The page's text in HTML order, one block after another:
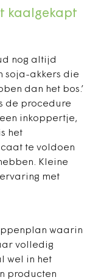
kaalgekapt
nog altijd
soja-akkers die
dan het bos.’
de procedure
inkoppertje,
het
te voldoen
Kleine
met
waarin
volledig
wel in het
producten